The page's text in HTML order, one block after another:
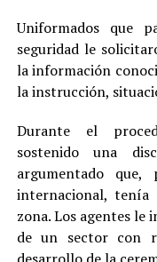
Uniformados que
seguridad le
la información
la instrucción,
Durante el
sostenido una
argumentado
internacional,
zona. Los agentes le
de un sector con